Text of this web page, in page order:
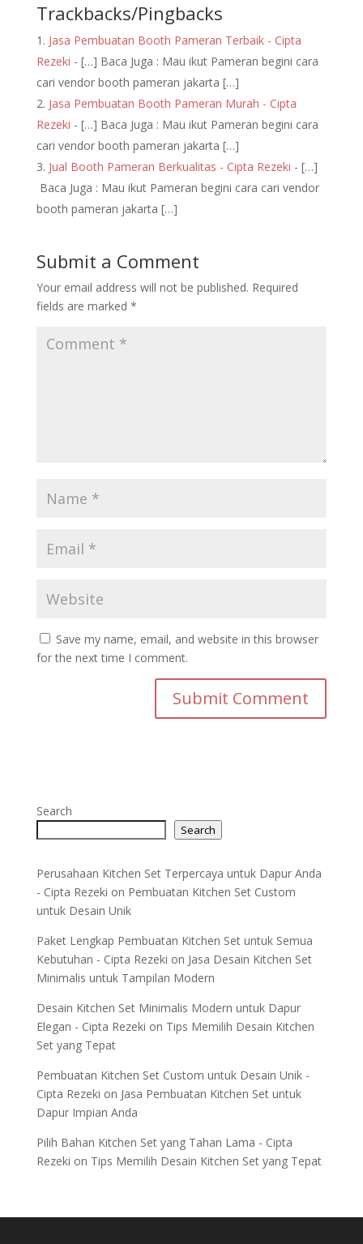
Trackbacks/Pingbacks
Jasa Pembuatan Booth Pameran Terbaik - Cipta
Rezeki - […] Baca Juga : Mau ikut Pameran begini cara
cari vendor booth pameran jakarta […]
Jasa Pembuatan Booth Pameran Murah - Cipta
Rezeki - […] Baca Juga : Mau ikut Pameran begini cara
cari vendor booth pameran jakarta […]
Jual Booth Pameran Berkualitas - Cipta Rezeki - […]
Baca Juga : Mau ikut Pameran begini cara cari vendor
booth pameran jakarta […]
Submit a Comment
Your email address will not be published. Required
fields are marked *
Save my name, email, and website in this browser
for the next time I comment.
Search
Search
Perusahaan Kitchen Set Terpercaya untuk Dapur Anda
- Cipta Rezeki on Pembuatan Kitchen Set Custom
untuk Desain Unik
Paket Lengkap Pembuatan Kitchen Set untuk Semua
Kebutuhan - Cipta Rezeki on Jasa Desain Kitchen Set
Minimalis untuk Tampilan Modern
Desain Kitchen Set Minimalis Modern untuk Dapur
Elegan - Cipta Rezeki on Tips Memilih Desain Kitchen
Set yang Tepat
Pembuatan Kitchen Set Custom untuk Desain Unik -
Cipta Rezeki on Jasa Pembuatan Kitchen Set untuk
Dapur Impian Anda
Pilih Bahan Kitchen Set yang Tahan Lama - Cipta
Rezeki on Tips Memilih Desain Kitchen Set yang Tepat